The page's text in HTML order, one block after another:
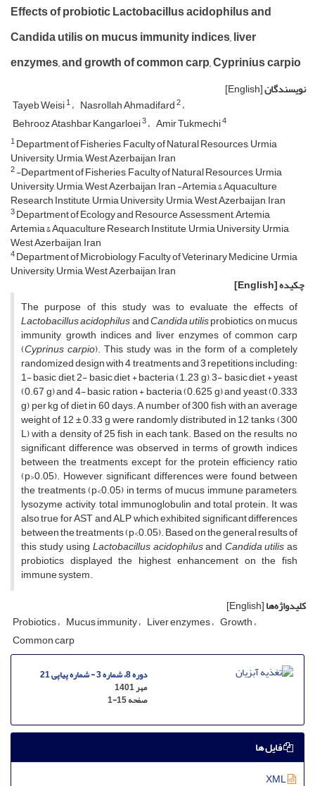
Effects of probiotic Lactobacillus acidophilus and
Candida utilis on mucus immunity indices, liver
enzymes, and growth of common carp, Cyprinius carpio
نویسندگان[English]
Tayeb Weisi1 Nasrollah Ahmadifard2
Behrooz Atashbar Kangarloei3 Amir Tukmechi4
1Department of Fisheries, Faculty of Natural Resources, Urmia
University, Urmia, West Azerbaijan, Iran
2-Department of Fisheries, Faculty of Natural Resources, Urmia
University, Urmia, West Azerbaijan, Iran -Artemia & Aquaculture
Research Institute, Urmia University, Urmia, West Azerbaijan, Iran
3Department of Ecology and Resource Assessment, Artemia,
Artemia & Aquaculture Research Institute, Urmia University, Urmia,
West Azerbaijan, Iran
4Department of Microbiology, Faculty of Veterinary Medicine, Urmia
University, Urmia, West Azerbaijan, Iran
چکیده[English]
The purpose of this study was to evaluate the effects of
Lactobacillus acidophilusandCandida utilisprobiotics on mucus
immunity, growth indices and liver enzymes of common carp
(Cyprinus carpio). This study was in the form of a completely
randomized design with 4 treatments and 3 repetitions including:
1- basic diet, 2- basic diet + bacteria (1.23 g), 3- basic diet + yeast
(0.67 g) and 4- basic ration + bacteria (0.625 g) and yeast (0.333
g) per kg of diet in 60 days. A number of 300 fish with an average
weight of 12 ± 0.33 g were randomly distributed in 12 tanks (300
L) with a density of 25 fish in each tank. Based on the results, no
significant difference was observed in terms of growth indices
between the treatments except for the protein efficiency ratio
(p>0.05). However, significant differences were found between
the treatments (p<0.05) in terms of mucus immune parameters,
lysozyme activity, total immunoglobulin and total protein. It was
also true for AST and ALP which exhibited significant differences
between the treatments (p<0.05). Based on the general results of
this study, usingLactobacillus acidophilusandCandida utilisas
probiotics displayed the highest enhancement on the fish
immune system.
کلیدواژه‌ها[English]
Probiotics Mucus immunity Liver enzymes Growth
Common carp
دوره 8، شماره 3 - شماره پیاپی 21
مهر 1401
صفحه1-15
فایل ها